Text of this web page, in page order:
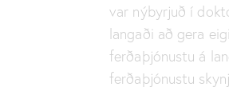
var nýbyrjuð í
langaði að gera
ferðaþjónustu á
ferðaþjónustu